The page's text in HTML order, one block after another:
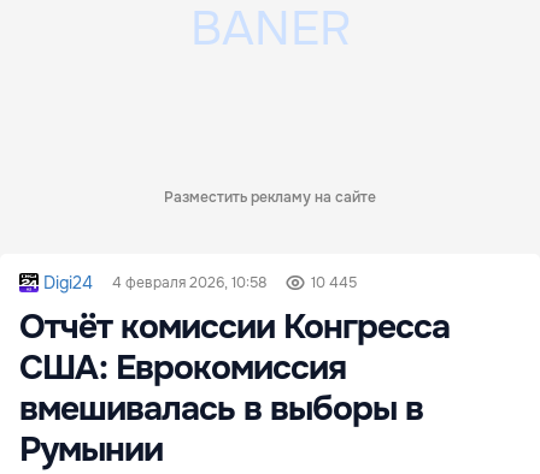
Разместить рекламу на сайте
Digi24 4 февраля 2026, 10:58 10 445
Отчёт комиссии Конгресса
США: Еврокомиссия
вмешивалась в выборы в
Румынии